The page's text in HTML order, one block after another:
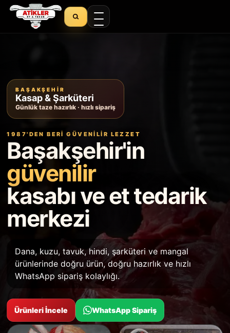
Site içinde ara
BAŞAKŞEHIR
Kasap & Şarküteri
Günlük taze hazırlık · hızlı sipariş
1987'DEN BERI GÜVENILIR LEZZET
Başakşehir'in
güvenilir
kasabı ve et tedarik
merkezi
Dana, kuzu, tavuk, hindi, şarküteri ve mangal
ürünlerinde doğru ürün, doğru hazırlık ve hızlı
WhatsApp sipariş kolaylığı.
Ürünleri İncele WhatsApp Sipariş